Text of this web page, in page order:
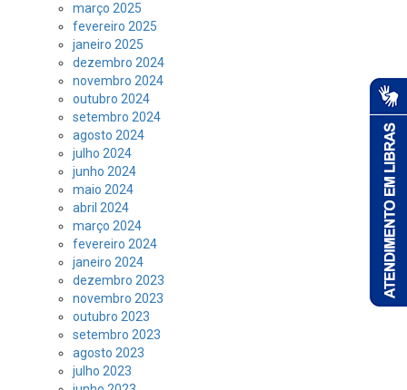
março 2025
fevereiro 2025
janeiro 2025
dezembro 2024
novembro 2024
outubro 2024
setembro 2024
agosto 2024
julho 2024
junho 2024
maio 2024
abril 2024
março 2024
fevereiro 2024
janeiro 2024
dezembro 2023
novembro 2023
outubro 2023
setembro 2023
agosto 2023
julho 2023